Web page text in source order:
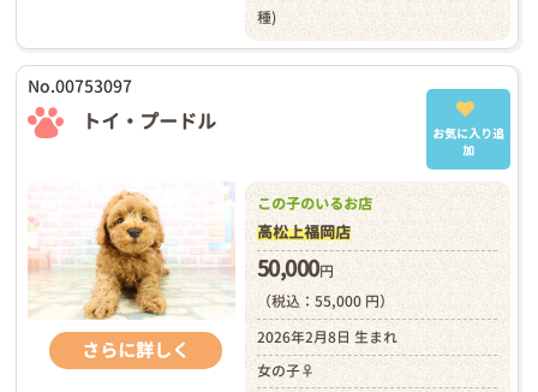
種)
No.00753097
トイ・プードル
お気に入り追
加
さらに詳しく
この子のいるお店
高松上福岡店
50,000円
（税込：55,000 円）
2026年2月8日 生まれ
女の子♀